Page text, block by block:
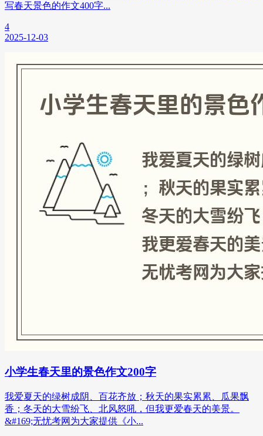
写春天景色的作文400字...
4
2025-12-03
小学生春天里的景色作文200字
我爱夏天的绿树成阴、百花齐放；秋天的果实累累、瓜果飘
香；冬天的大雪纷飞、北风怒吼，但我更爱春天的美景。
&#169;无忧考网为大家提供《小...